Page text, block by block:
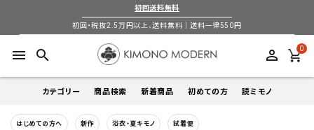
初回送料無料
初回・税抜2.5万円以上、送料無料｜送料一律550円
menu search perm_identity 0
カテゴリー
着物
商品検索 新着商品 初めての方 読ミモノ
はじめての方へ 新作 浴衣・夏キモノ 試着便